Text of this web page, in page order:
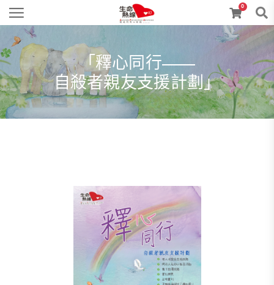
0
「釋心同行——
自殺者親友支援計劃」